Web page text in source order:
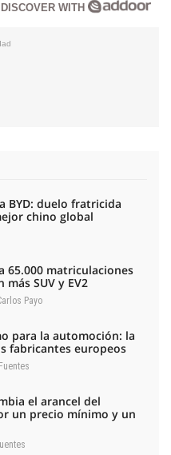
DISCOVER WITH
BYD: duelo fratricida
chino global
65.000 matriculaciones
más SUV y EV2
Payo
para la automoción: la
fabricantes europeos
el arancel del
un precio mínimo y un